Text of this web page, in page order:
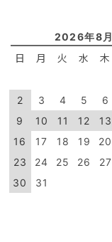
2026年8月
日 月 火 水 木
2
3 4 5 6
9
10 11 12 13
16
17 18 19 20
23
24 25 26 27
30
31